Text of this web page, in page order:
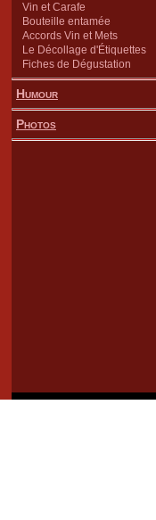
Vin et Carafe
Bouteille entamée
Accords Vin et Mets
Le Décollage d'Étiquettes
Fiches de Dégustation
Humour
Photos